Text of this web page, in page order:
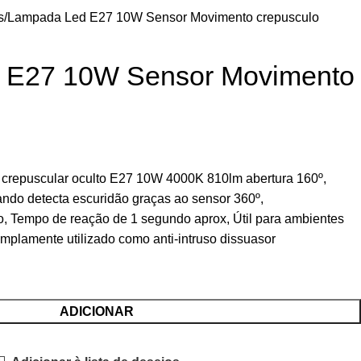
Lampada Led E27 10W Sensor Movimento crepusculo
10W Sensor Movimento
oculto E27 10W 4000K 810lm abertura 160º,
detecta escuridão graças ao sensor 360º,
Tempo de reação de 1 segundo aprox, Útil para ambientes
utilizado como anti-intruso dissuasor
ADICIONAR